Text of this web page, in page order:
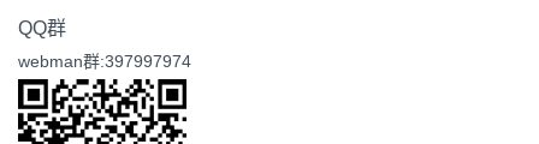
QQ群
webman群:397997974